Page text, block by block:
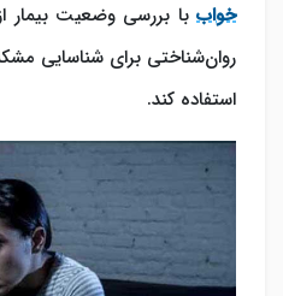
خواب با بررسی وضعیت بیمار
روان‌شناختی برای شناسایی
استفاده کند.